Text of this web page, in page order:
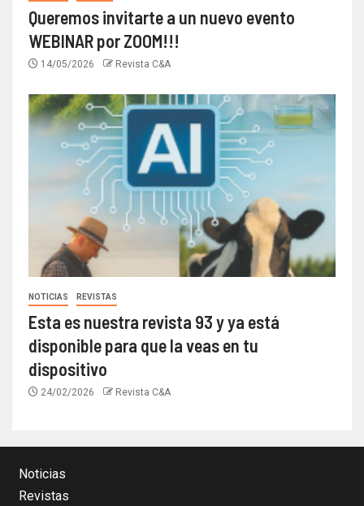
Queremos invitarte a un nuevo evento
WEBINAR por ZOOM!!!
14/05/2026 Revista C&A
NOTICIAS REVISTAS
Esta es nuestra revista 93 y ya está
disponible para que la veas en tu
dispositivo
24/02/2026 Revista C&A
Noticias
Revistas